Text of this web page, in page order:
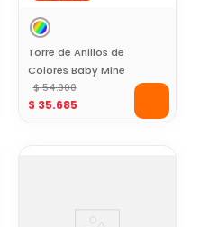
Torre de Anillos de
Colores Baby Mine
$ 54.900
$ 35.685